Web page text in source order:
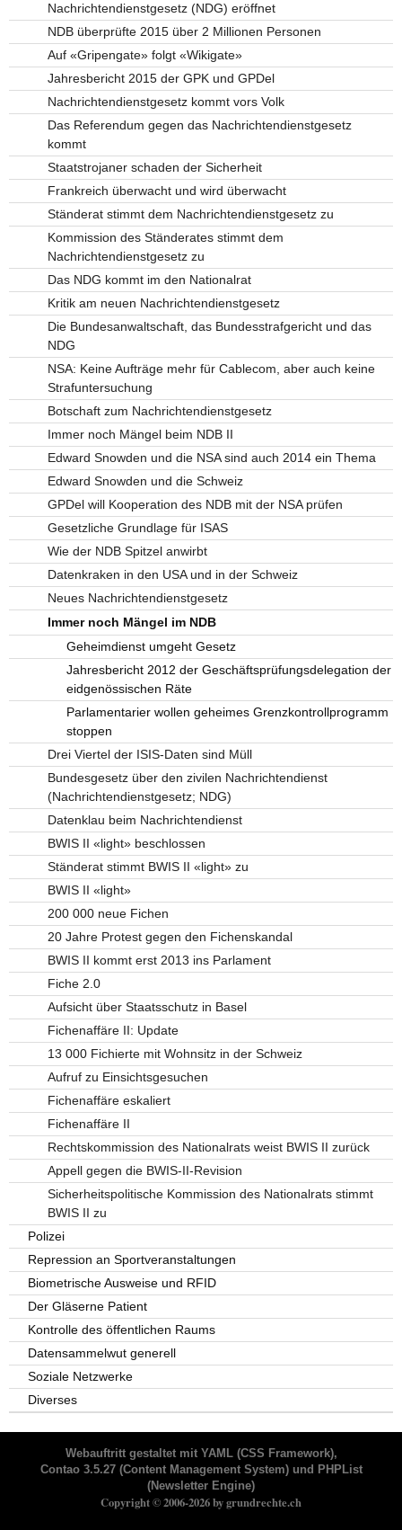
Nachrichtendienstgesetz (NDG) eröffnet
NDB überprüfte 2015 über 2 Millionen Personen
Auf «Gripengate» folgt «Wikigate»
Jahresbericht 2015 der GPK und GPDel
Nachrichtendienstgesetz kommt vors Volk
Das Referendum gegen das Nachrichtendienstgesetz
kommt
Staatstrojaner schaden der Sicherheit
Frankreich überwacht und wird überwacht
Ständerat stimmt dem Nachrichtendienstgesetz zu
Kommission des Ständerates stimmt dem
Nachrichtendienstgesetz zu
Das NDG kommt im den Nationalrat
Kritik am neuen Nachrichtendienstgesetz
Die Bundesanwaltschaft, das Bundesstrafgericht und das
NDG
NSA: Keine Aufträge mehr für Cablecom, aber auch keine
Strafuntersuchung
Botschaft zum Nachrichtendienstgesetz
Immer noch Mängel beim NDB II
Edward Snowden und die NSA sind auch 2014 ein Thema
Edward Snowden und die Schweiz
GPDel will Kooperation des NDB mit der NSA prüfen
Gesetzliche Grundlage für ISAS
Wie der NDB Spitzel anwirbt
Datenkraken in den USA und in der Schweiz
Neues Nachrichtendienstgesetz
Immer noch Mängel im NDB
Geheimdienst umgeht Gesetz
Jahresbericht 2012 der Geschäftsprüfungsdelegation der
eidgenössischen Räte
Parlamentarier wollen geheimes Grenzkontrollprogramm
stoppen
Drei Viertel der ISIS-Daten sind Müll
Bundesgesetz über den zivilen Nachrichtendienst
(Nachrichtendienstgesetz; NDG)
Datenklau beim Nachrichtendienst
BWIS II «light» beschlossen
Ständerat stimmt BWIS II «light» zu
BWIS II «light»
200 000 neue Fichen
20 Jahre Protest gegen den Fichenskandal
BWIS II kommt erst 2013 ins Parlament
Fiche 2.0
Aufsicht über Staatsschutz in Basel
Fichenaffäre II: Update
13 000 Fichierte mit Wohnsitz in der Schweiz
Aufruf zu Einsichtsgesuchen
Fichenaffäre eskaliert
Fichenaffäre II
Rechtskommission des Nationalrats weist BWIS II zurück
Appell gegen die BWIS-II-Revision
Sicherheitspolitische Kommission des Nationalrats stimmt
BWIS II zu
Polizei
Repression an Sportveranstaltungen
Biometrische Ausweise und RFID
Der Gläserne Patient
Kontrolle des öffentlichen Raums
Datensammelwut generell
Soziale Netzwerke
Diverses
Webauftritt gestaltet mit YAML(CSS Framework),
Contao 3.5.27(Content Management System) und PHPList
(Newsletter Engine)
Copyright © 2006-2026 by grundrechte.ch